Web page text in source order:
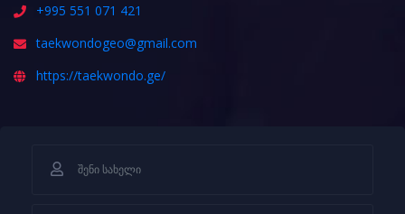
+995 551 071 421
taekwondogeo@gmail.com
https://taekwondo.ge/